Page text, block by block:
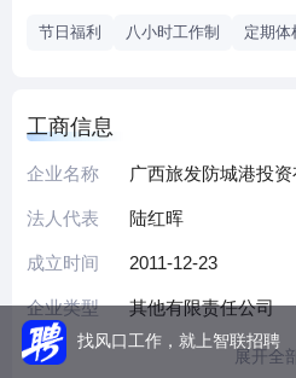
节日福利 八小时工作制 定期体
工商信息
企业名称 广西旅发防城港投
法人代表 陆红晖
成立时间 2011-12-23
企业类型 其他有限责任公司
展开全
找风口工作，就上智联招聘